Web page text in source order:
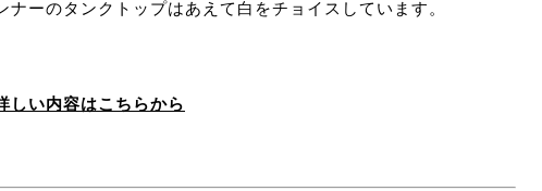
ーのタンクトップはあえて白をチョイスしています。
しい内容はこちらから